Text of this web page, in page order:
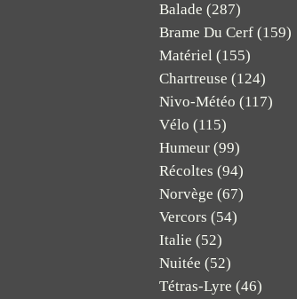
Balade (287)
Brame Du Cerf (159)
Matériel (155)
Chartreuse (124)
Nivo-Météo (117)
Vélo (115)
Humeur (99)
Récoltes (94)
Norvège (67)
Vercors (54)
Italie (52)
Nuitée (52)
Tétras-Lyre (46)